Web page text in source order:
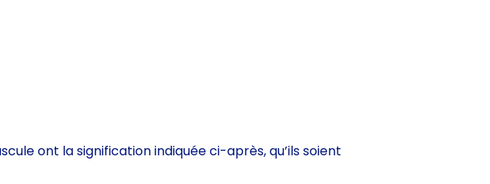
ont la signification indiquée ci-après, qu’ils soient